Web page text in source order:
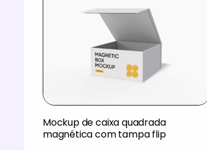
Mockup de caixa quadrada
magnética com tampa flip